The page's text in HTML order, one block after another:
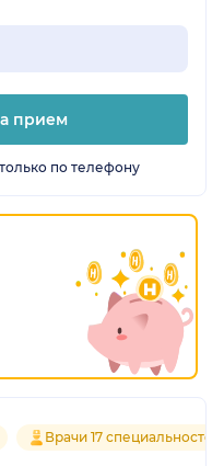
прием
по телефону
Врачи 17 специальностей